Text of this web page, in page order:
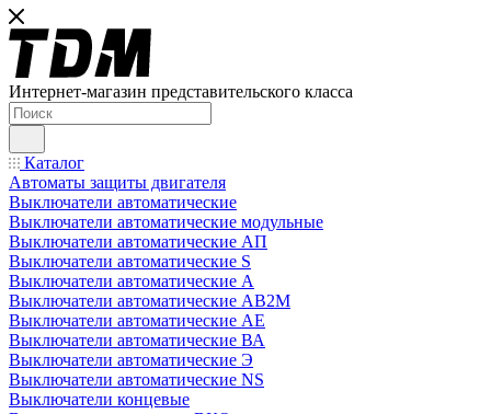
Интернет-магазин представительского класса
Каталог
Автоматы защиты двигателя
Выключатели автоматические
Выключатели автоматические модульные
Выключатели автоматические АП
Выключатели автоматические S
Выключатели автоматические А
Выключатели автоматические АВ2М
Выключатели автоматические АЕ
Выключатели автоматические ВА
Выключатели автоматические Э
Выключатели автоматические NS
Выключатели концевые